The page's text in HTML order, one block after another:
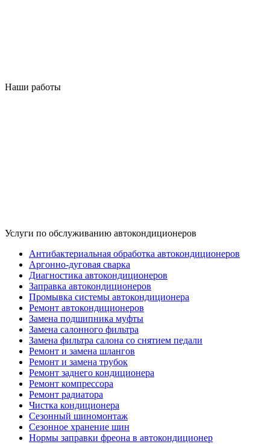
Наши работы
Услуги по обслуживанию автокондиционеров
Антибактериальная обработка автокондиционеров
Аргонно-дуговая сварка
Диагностика автокондиционеров
Заправка автокондиционеров
Промывка системы автокондиционера
Ремонт автокондиционеров
Замена подшипника муфты
Замена салонного фильтра
Замена фильтра салона со снятием педали
Ремонт и замена шлангов
Ремонт и замена трубок
Ремонт заднего кондиционера
Ремонт компрессора
Ремонт радиатора
Чистка кондиционера
Сезонный шиномонтаж
Сезонное хранение шин
Нормы заправки фреона в автокондиционер